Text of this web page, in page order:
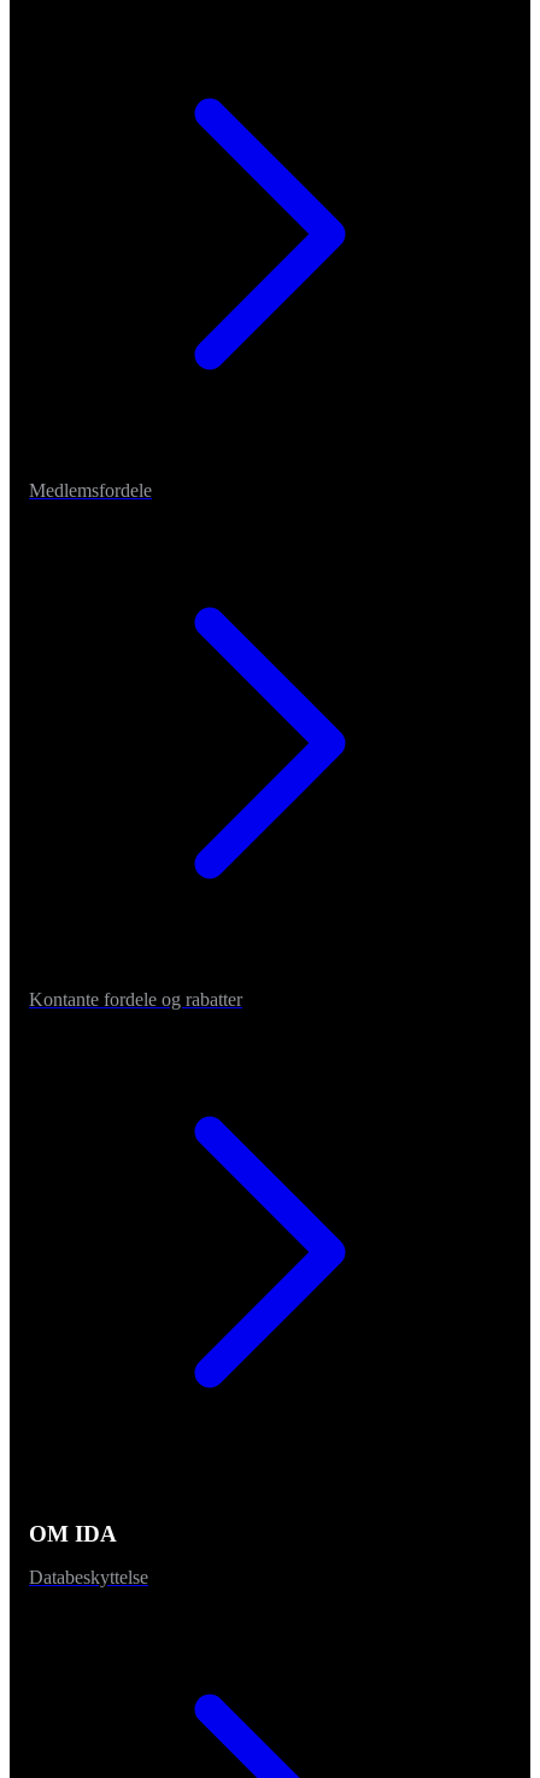
Medlemsfordele
Kontante fordele og rabatter
OM IDA
Databeskyttelse